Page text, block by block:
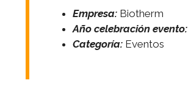
Empresa: Biotherm
Año celebración evento:
Categoría: Eventos